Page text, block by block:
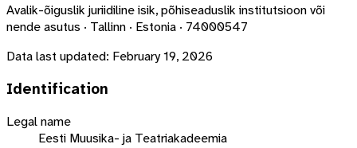
Avalik-õiguslik juriidiline isik, põhiseaduslik institutsioon või
nende asutus · Tallinn · Estonia · 74000547
Data last updated: February 19, 2026
Identification
Legal name
Eesti Muusika- ja Teatriakadeemia